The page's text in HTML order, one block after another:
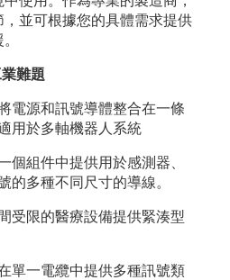
並可根據您的具體需求提供
難題
電源和訊號導體整合在一條
用於多軸機器人系統
個組件中提供用於感測器、
的多種不同尺寸的導線。
受限的醫療設備提供緊湊型
單一電纜中提供多種訊號類